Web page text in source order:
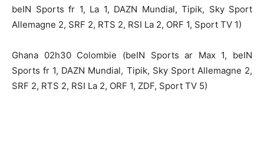
beIN Sports fr 1, La 1, DAZN Mundial, Tipik, Sky Sport
Allemagne 2, SRF 2, RTS 2, RSI La 2, ORF 1, Sport TV 1)
Ghana 02h30 Colombie (beIN Sports ar Max 1, beIN
Sports fr 1, DAZN Mundial, Tipik, Sky Sport Allemagne 2,
SRF 2, RTS 2, RSI La 2, ORF 1, ZDF, Sport TV 5)